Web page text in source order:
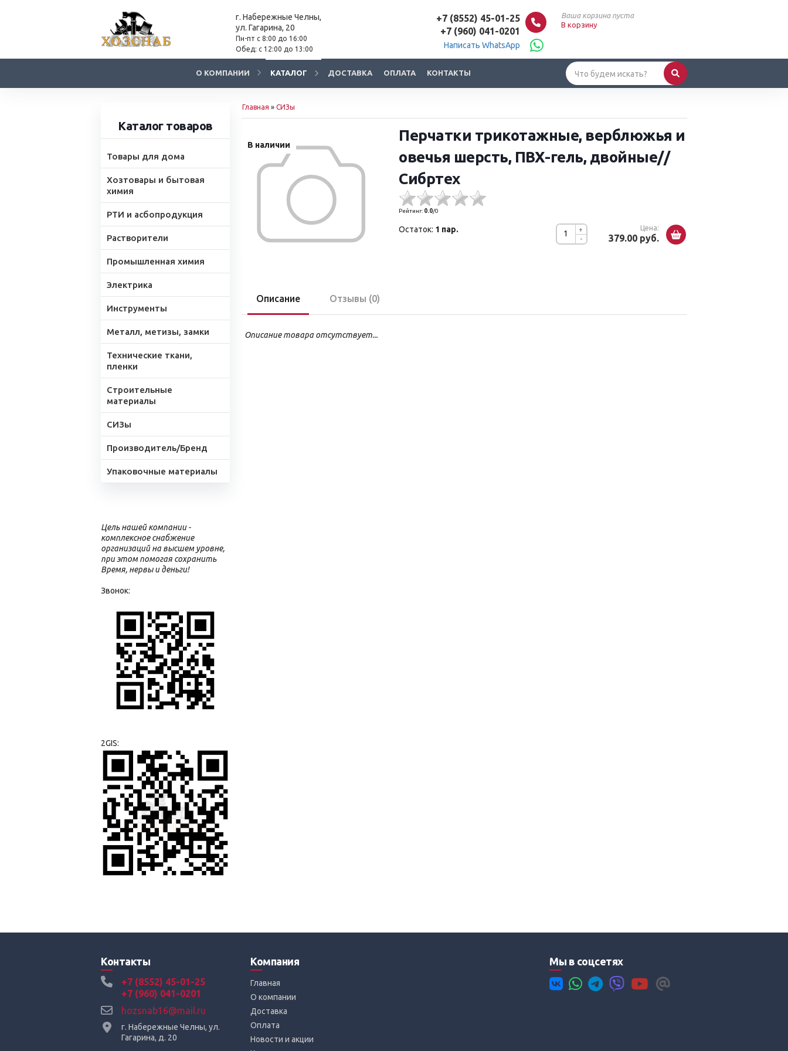
г. Набережные Челны,
ул. Гагарина, 20
Пн-пт с 8:00 до 16:00
Обед: с 12:00 до 13:00
+7 (8552) 45-01-25
+7 (960) 041-0201
Написать WhatsApp
Ваша корзина пуста
В корзину
О КОМПАНИИ КАТАЛОГ ДОСТАВКА ОПЛАТА КОНТАКТЫ
Каталог товаров
Товары для дома
Хозтовары и бытовая
химия
РТИ и асбопродукция
Растворители
Промышленная химия
Электрика
Инструменты
Металл, метизы, замки
Технические ткани,
пленки
Строительные
материалы
СИЗы
Производитель/Бренд
Упаковочные материалы
Цель нашей компании -
комплексное снабжение
организаций на высшем уровне,
при этом помогая сохранить
Время, нервы и деньги!
Звонок:
2GIS:
Главная » СИЗы
В наличии
Перчатки трикотажные, верблюжья и
овечья шерсть, ПВХ-гель, двойные//
Сибртех
Рейтинг: 0.0/0
-
+ Цена:
379.00 руб.
Остаток: 1 пар.
Описание Отзывы (0)
Описание товара отсутствует...
Контакты
+7 (8552) 45-01-25
+7 (960) 041-0201
hozsnab16@mail.ru
г. Набережные Челны, ул.
Гагарина, д. 20
Компания
Главная
О компании
Доставка
Оплата
Новости и акции
Мы в соцсетях